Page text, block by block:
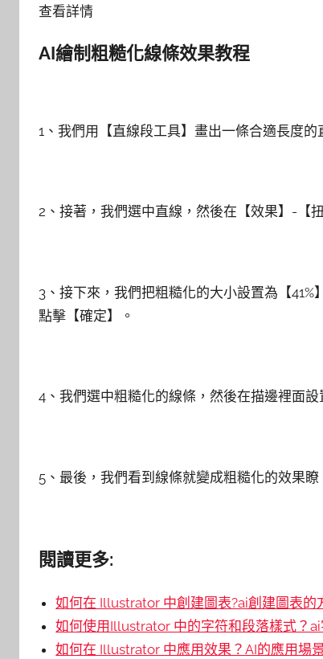
查看詳情
AI繪制粗糙化線條效果教程
1、我們用【直線段工具】畫出一條合適長度的
2、接著，我們選中直線，然後在【效果】-【
3、接下來，我們把粗糙化的大小設置為【
點擊【確定】。
4、我們選中粗糙化的線條，然後在描邊裡面設
5、最後，我們看到線條就變成粗糙化的效果瞭
閱讀更多:
如何在 Illustrator 中創建圖表?ai創建圖表的
如何使用Illustrator 中的字符和段落樣式？
如何在 Illustrator 中應用效果？AI的應用場